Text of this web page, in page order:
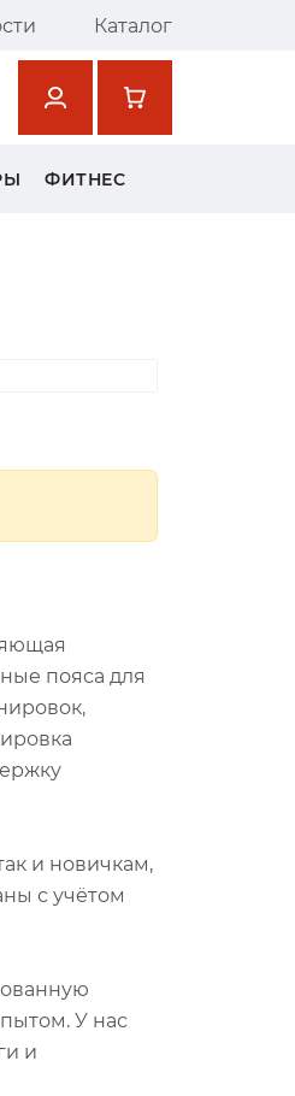
Каталог
ФИТНЕС
пояса для
и новичкам,
с учётом
У нас
и